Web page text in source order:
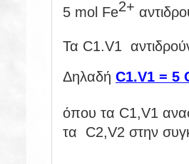
5 mol Fe2+
Τα C1.V1
Δηλαδή C1.V1 = 5
όπου τα C1,V1
τα C2,V2 στην